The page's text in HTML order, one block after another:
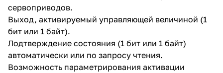
сервоприводов.
Выход, активируемый управляющей величиной (1
бит или 1 байт).
Лодтверждение состояния (1 бит или 1 байт)
автоматически или по запросу чтения.
Возможность параметрирования активации